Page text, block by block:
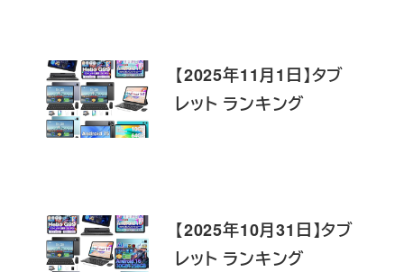
【2025年11月1日】タブ
レット ランキング
【2025年10月31日】タブ
レット ランキング